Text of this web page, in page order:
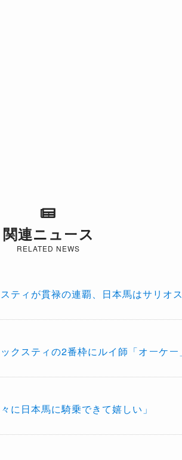
関連ニュース
RELATED NEWS
ティが貫禄の連覇、日本馬はサリオ
クスティの2番枠にルイ師「オーケー
に日本馬に騎乗できて嬉しい」